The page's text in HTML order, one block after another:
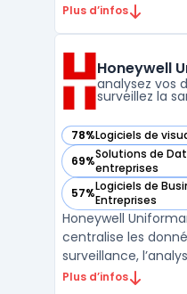
collecter, analyser
personnalisés pour
temps réel. ...
Plus d’infos
Honeywell
analysez vos
surveillez la
78%Logiciels de
— voir Honeywell
69%Solutions de
entreprises
— voir Honeywell
57%Logiciels de
Entreprises
— voir Honeywell
Honeywell
centralise les
surveillance,
sur site ou à
Plus d’infos